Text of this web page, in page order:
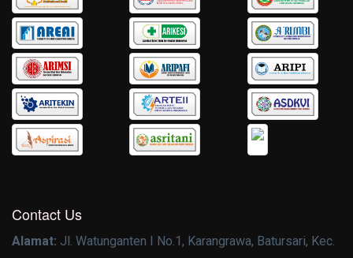
Contact Us
Alamat: Jl. Watunganten I No.1, Karangrawa, Batursari, Kec.